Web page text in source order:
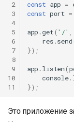
и
к
2
3
4
5
6
7
8
9
10
11
const app =
const port =
app .get( '/' ,
res .send
});
app . listen(
console.
});
Это приложение